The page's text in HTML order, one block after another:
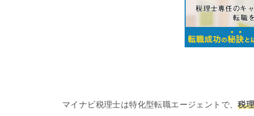
マイナビ税理士は特化型転職エージェントで、税